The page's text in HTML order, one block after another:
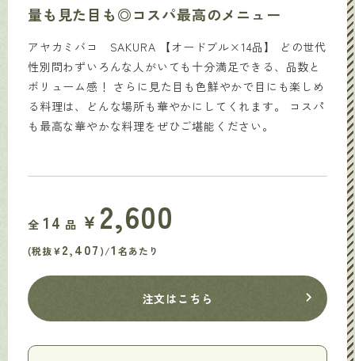
量も見た目も◎コスパ最高のメニュー
アヤカミバコ SAKURA 【オードブル×14品】 どの世代
性別問わずいろんな人がいても十分満足できる、品数と
ボリューム感！ さらに見た目も色鮮やかで目にも楽しめ
る料理は、どんな場所も華やかにしてくれます。 コスパ
も最高な華やかな料理をぜひご堪能ください。
全 14 品 ￥ 2,600
(税抜¥2,407 )/1 名あたり
注文はこちら